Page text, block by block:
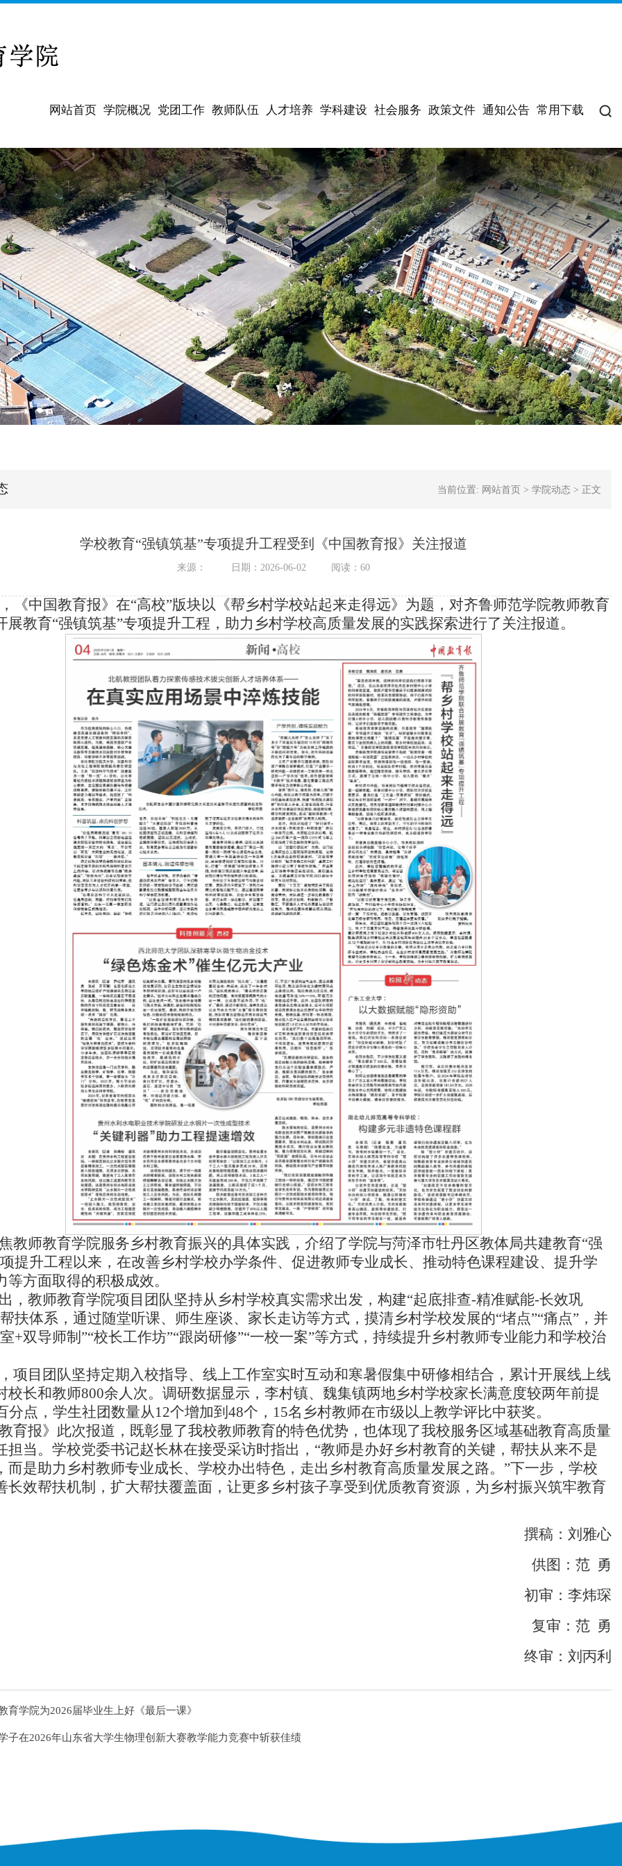
网站首页 学院概况 党团工作 教师队伍 人才培养 学科建设 社会服务 政策文件 通知公告 常用下载
当前位置: 网站首页 > 学院动态 > 正文
学校教育“强镇筑基”专项提升工程受到《中国教育报》关注报道
来源： 日期：2026-06-02 阅读： 60
《中国教育报》在“高校”版块以《帮乡村学校站起来走得远》为题，对齐鲁师范学院教师教育
展教育“强镇筑基”专项提升工程，助力乡村学校高质量发展的实践探索进行了关注报道。
教师教育学院服务乡村教育振兴的具体实践，介绍了学院与菏泽市牡丹区教体局共建教育“强
提升工程以来，在改善乡村学校办学条件、促进教师专业成长、推动特色课程建设、提升学
等方面取得的积极成效。
，教师教育学院项目团队坚持从乡村学校真实需求出发，构建“起底排查-精准赋能-长效巩
扶体系，通过随堂听课、师生座谈、家长走访等方式，摸清乡村学校发展的“堵点”“痛点”，并
+双导师制”“校长工作坊”“跟岗研修”“一校一案”等方式，持续提升乡村教师专业能力和学校治
项目团队坚持定期入校指导、线上工作室实时互动和寒暑假集中研修相结合，累计开展线上线
校长和教师800余人次。调研数据显示，李村镇、魏集镇两地乡村学校家长满意度较两年前提
分点，学生社团数量从12个增加到48个，15名乡村教师在市级以上教学评比中获奖。
育报》此次报道，既彰显了我校教师教育的特色优势，也体现了我校服务区域基础教育高质量
担当。学校党委书记赵长林在接受采访时指出，“教师是办好乡村教育的关键，帮扶从来不是
而是助力乡村教师专业成长、学校办出特色，走出乡村教育高质量发展之路。”下一步，学校
长效帮扶机制，扩大帮扶覆盖面，让更多乡村孩子享受到优质教育资源，为乡村振兴筑牢教育
撰稿：刘雅心
供图：范 勇
初审：李炜琛
复审：范 勇
终审：刘丙利
育学院为2026届毕业生上好《最后一课》
子在2026年山东省大学生物理创新大赛教学能力竞赛中斩获佳绩